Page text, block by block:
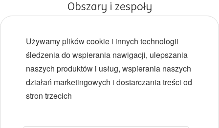
Obszary i zespoły
Różnorodność i inkluzywność
Lokalizacje
Używamy plików cookie i innych technologii
śledzenia do wspierania nawigacji, ulepszania
naszych produktów i usług, wspierania naszych
działań marketingowych i dostarczania treści od
stron trzecich